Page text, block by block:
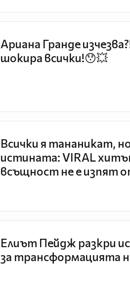
Ариана Гранде
шокира всички!😯💥
Всички я тананикат,
истината: VIRAL
всъщност не е изпят
Елиът Пейдж разкри
за трансформацията